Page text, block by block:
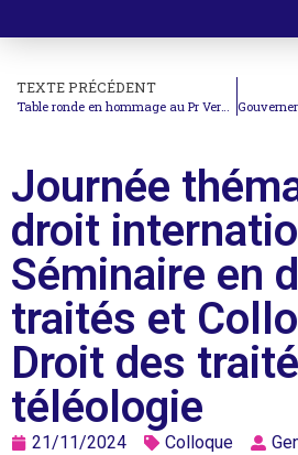
TEXTE PRÉCÉDENT
Journée
droit
Séminaire en
traités et
Droit des
téléologie
21/11/2024 Colloque